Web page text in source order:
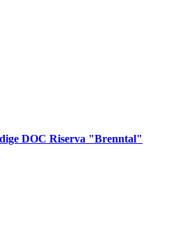
DOC Riserva "Brenntal"